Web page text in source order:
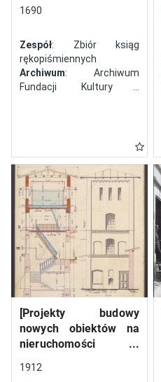
1690
Zespół: Zbiór ksiąg
rękopiśmiennych
Archiwum: Archiwum
Fundacji Kultury i
[Projekty budowy
nowych obiektów na
nieruchomości
numerem 34 przy ulicy
1912